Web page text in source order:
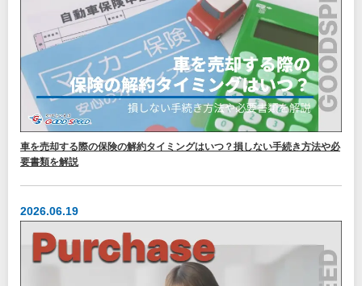
車を売却する際の保険の解約タイミングはいつ？損しない手続き方法や必
要書類を解説
2026.06.19